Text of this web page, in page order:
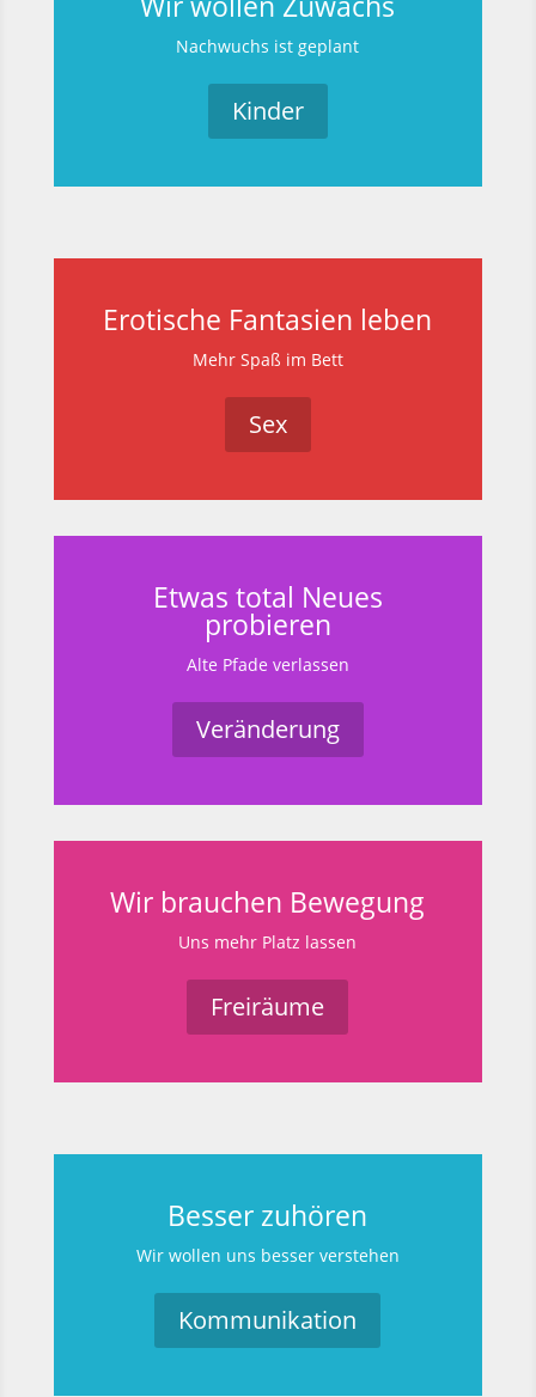
Nachwuchs ist geplant
Kinder
Erotische Fantasien leben
Mehr Spaß im Bett
Sex
Etwas total Neues
probieren
Alte Pfade verlassen
Veränderung
Wir brauchen Bewegung
Uns mehr Platz lassen
Freiräume
Besser zuhören
Wir wollen uns besser verstehen
Kommunikation